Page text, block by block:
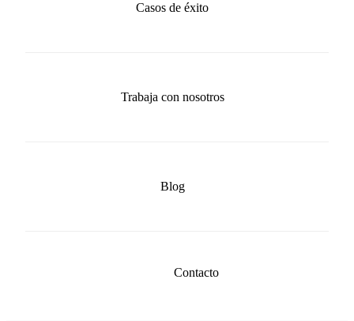
Casos de éxito
Trabaja con nosotros
Blog
Contacto